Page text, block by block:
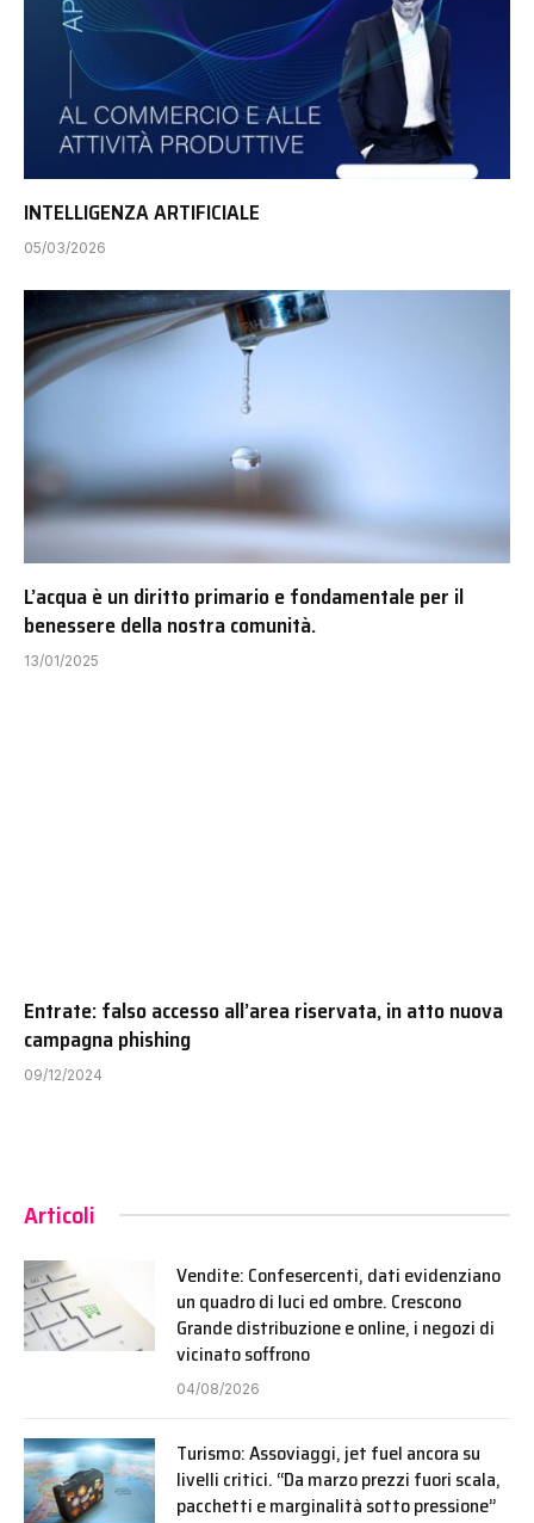
INTELLIGENZA ARTIFICIALE
05/03/2026
L’acqua è un diritto primario e fondamentale per il
benessere della nostra comunità.
13/01/2025
Entrate: falso accesso all’area riservata, in atto nuova
campagna phishing
09/12/2024
Articoli
Vendite: Confesercenti, dati evidenziano
un quadro di luci ed ombre. Crescono
Grande distribuzione e online, i negozi di
vicinato soffrono
04/08/2026
Turismo: Assoviaggi, jet fuel ancora su
livelli critici. “Da marzo prezzi fuori scala,
pacchetti e marginalità sotto pressione”